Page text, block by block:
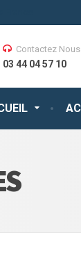
Contactez Nous
03 44 04 57 10